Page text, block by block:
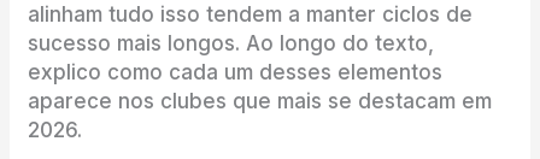
alinham tudo isso tendem a manter ciclos de
sucesso mais longos. Ao longo do texto,
explico como cada um desses elementos
aparece nos clubes que mais se destacam em
2026.